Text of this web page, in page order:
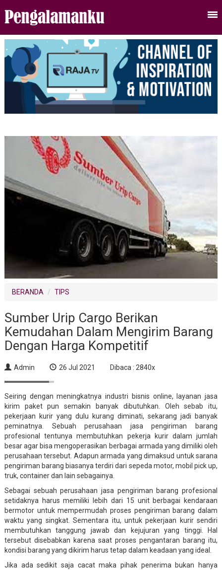
BERANDA TIPS
Sumber Urip Cargo Berikan
Kemudahan Dalam Mengirim Barang
Dengan Harga Kompetitif
Admin 26 Jul 2021 Dibaca : 2840x
Seiring dengan meningkatnya industri bisnis online, layanan jasa
kirim paket pun semakin banyak dibutuhkan. Oleh sebab itu,
pekerjaan kurir yang dulu kurang diminati, sekarang jadi banyak
peminatnya. Sebuah perusahaan jasa pengiriman barang
profesional tentunya membutuhkan pekerja kurir dalam jumlah
besar agar bisa mengoperasikan berbagai armada yang dimiliki oleh
perusahaan tersebut. Adapun armada yang dimaksud untuk sarana
pengiriman barang biasanya terdiri dari sepeda motor, mobil pick up,
truk, container dan lain sebagainya.
Sebagai sebuah perusahaan jasa pengiriman barang profesional
setidaknya harus memiliki lebih dari 15 unit berbagai kendaraan
bermotor untuk mempermudah proses pengiriman barang dalam
waktu yang singkat. Sementara itu, untuk pekerjaan kurir sendiri
membutuhkan tanggung jawab dan kejujuran yang tinggi. Hal
tersebut disebabkan karena saat proses pengantaran barang itu,
kondisi barang yang dikirim harus tetap dalam keadaan yang ideal.
Jika ada sedikit saja cacat maka pihak penerima bukan hanya